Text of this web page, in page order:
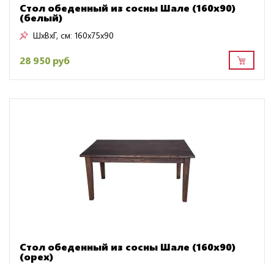
Стол обеденный из сосны Шале (160х90)
(белый)
ШxВxГ, см: 160x75x90
28 950 руб
Стол обеденный из сосны Шале (160х90)
(орех)